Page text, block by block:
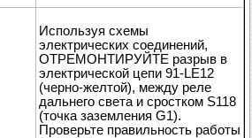
Используя схемы
электрических соединений,
ОТРЕМОНТИРУЙТЕ разрыв в
электрической цепи 91-LE12
(черно-желтой), между реле
дальнего света и сростком S118
(точка заземления G1).
Проверьте правильность работы